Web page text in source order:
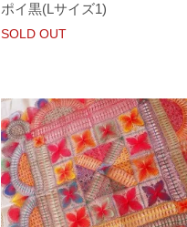
ポイ黒(Lサイズ1)
SOLD OUT